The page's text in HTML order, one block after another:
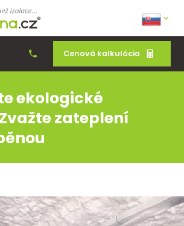
Cenová kalkulácia
ekologické
zateplení